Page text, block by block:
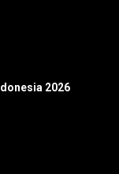
2026